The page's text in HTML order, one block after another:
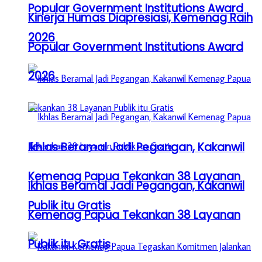
Popular Government Institutions Award
2026
Ikhlas Beramal Jadi Pegangan, Kakanwil
Kemenag Papua Tekankan 38 Layanan
Publik itu Gratis
Kinerja Humas Diapresiasi, Kemenag Raih
Popular Government Institutions Award
2026
Ikhlas Beramal Jadi Pegangan, Kakanwil
Kemenag Papua Tekankan 38 Layanan
Publik itu Gratis